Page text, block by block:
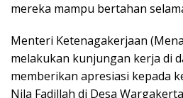
mereka mampu bertahan
Menteri Ketenagakerjaan
melakukan kunjungan kerja di
memberikan apresiasi kepada
Nila Fadillah di Desa